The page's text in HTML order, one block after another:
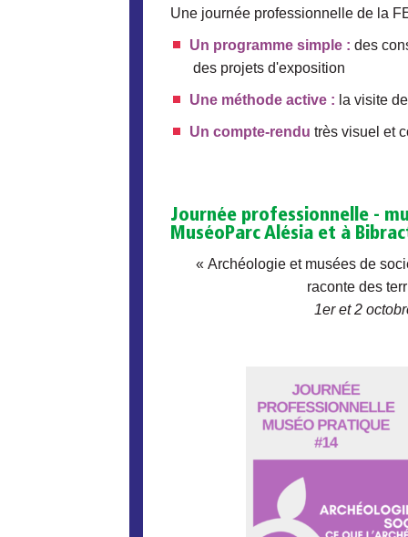
Une journée professionnelle de la
Un programme simple : des
des projets d'exposition
Une méthode active : la visite
Un compte-rendu très visuel et
Journée professionnelle -
MuséoParc Alésia et à
« Archéologie et musées de
raconte des
1er et 2